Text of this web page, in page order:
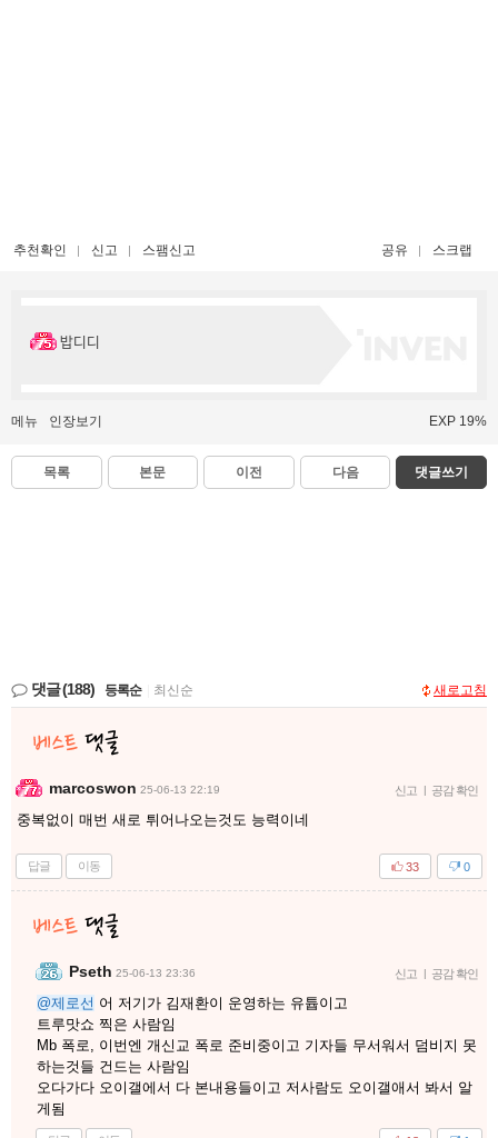
추천확인 신고 스팸신고 공유 스크랩
밥디디
메뉴 인장보기 EXP 19%
목록 본문 이전 다음 댓글쓰기
댓글(188) 등록순 최신순 새로고침
marcoswon 25-06-13 22:19 신고 | 공감 확인
중복없이 매번 새로 튀어나오는것도 능력이네
답글 이동 0
33
Pseth 25-06-13 23:36 신고 | 공감 확인
@제로선 어 저기가 김재환이 운영하는 유튭이고
트루맛쇼 찍은 사람임
Mb 폭로, 이번엔 개신교 폭로 준비중이고 기자들 무서워서 덤비지 못
하는것들 건드는 사람임
오다가다 오이갤에서 다 본내용들이고 저사람도 오이갤애서 봐서 알
게됨